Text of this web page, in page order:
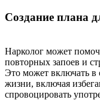
Создание плана
Нарколог может
повторных запоев и
Это может включать в
жизни, включая
спровоцировать